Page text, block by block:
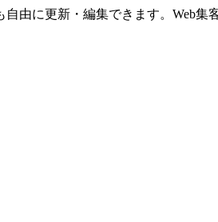
由に更新・編集できます。Web集